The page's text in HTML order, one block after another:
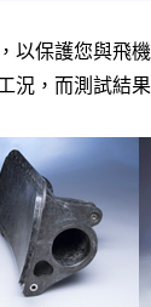
以保護您與飛
況，而測試結